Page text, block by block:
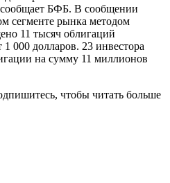
БФБ. В сообщении
сегменте рынка методом
11 тысяч облигаций
000 долларов. 23 инвестора
на сумму 11 миллионов
чтобы читать больше